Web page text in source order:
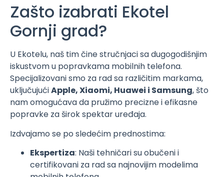
Zašto izabrati Ekotel
Gornji grad?
U Ekotelu, naš tim čine stručnjaci sa dugogodišnjim
iskustvom u popravkama mobilnih telefona.
Specijalizovani smo za rad sa različitim markama,
uključujućiApple, Xiaomi, Huawei i Samsung, što
nam omogućava da pružimo precizne i efikasne
popravke za širok spektar uređaja.
Izdvajamo se po sledećim prednostima:
Ekspertiza: Naši tehničari su obučeni i
certifikovani za rad sa najnovijim modelima